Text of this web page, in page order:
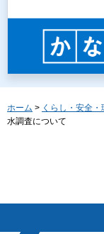
ホーム > くらし・安全・
水調査について